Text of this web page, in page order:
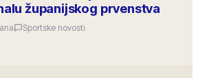
županijskog prvenstva
Sportske novosti